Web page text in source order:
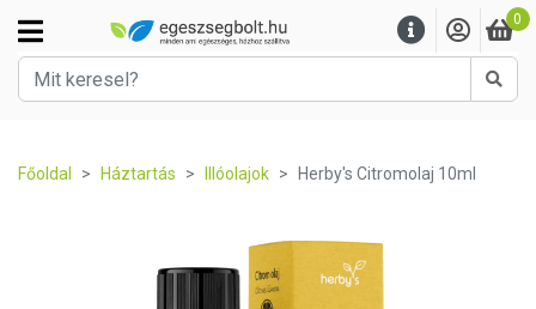
0
Főoldal Háztartás Illóolajok Herby's Citromolaj 10ml